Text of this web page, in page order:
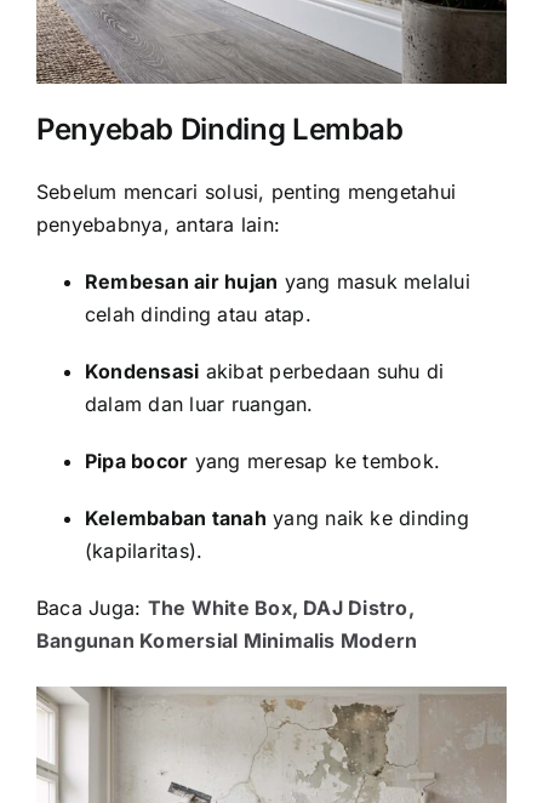
Penyebab Dinding Lembab
Sebelum mencari solusi, penting mengetahui
penyebabnya, antara lain:
Rembesan air hujan yang masuk melalui
celah dinding atau atap.
Kondensasi akibat perbedaan suhu di
dalam dan luar ruangan.
Pipa bocor yang meresap ke tembok.
Kelembaban tanah yang naik ke dinding
(kapilaritas).
Baca Juga: The White Box, DAJ Distro,
Bangunan Komersial Minimalis Modern